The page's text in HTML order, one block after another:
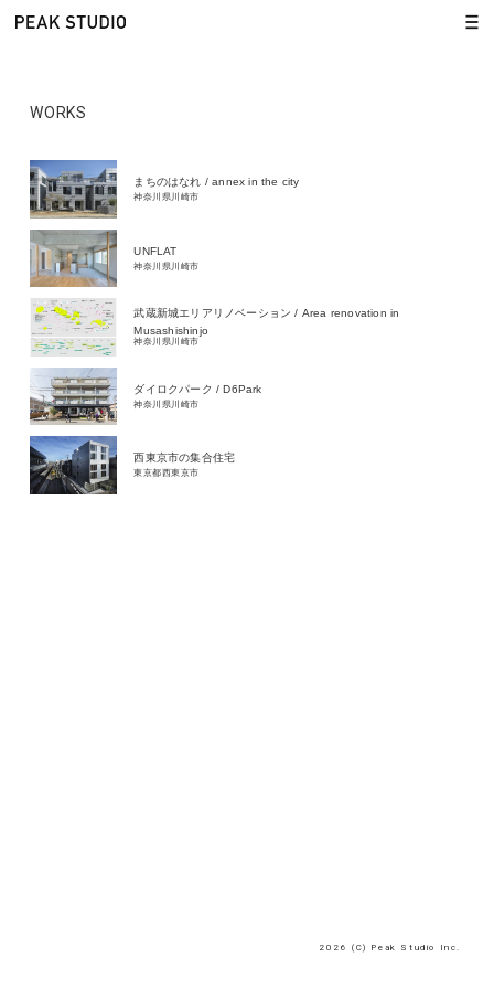
WORKS
まちのはなれ / annex in the city
神奈川県川崎市
UNFLAT
神奈川県川崎市
武蔵新城エリアリノベーション / Area renovation in
Musashishinjo
神奈川県川崎市
ダイロクパーク / D6Park
神奈川県川崎市
西東京市の集合住宅
東京都西東京市
2026 (C) Peak Studio Inc.